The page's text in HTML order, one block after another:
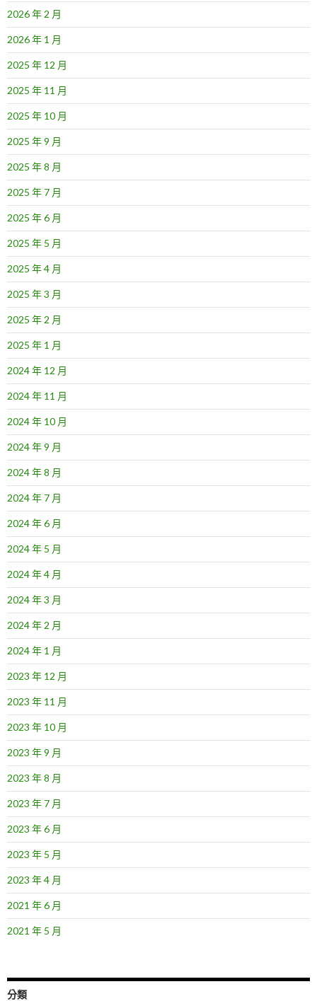
2026 年 2 月
2026 年 1 月
2025 年 12 月
2025 年 11 月
2025 年 10 月
2025 年 9 月
2025 年 8 月
2025 年 7 月
2025 年 6 月
2025 年 5 月
2025 年 4 月
2025 年 3 月
2025 年 2 月
2025 年 1 月
2024 年 12 月
2024 年 11 月
2024 年 10 月
2024 年 9 月
2024 年 8 月
2024 年 7 月
2024 年 6 月
2024 年 5 月
2024 年 4 月
2024 年 3 月
2024 年 2 月
2024 年 1 月
2023 年 12 月
2023 年 11 月
2023 年 10 月
2023 年 9 月
2023 年 8 月
2023 年 7 月
2023 年 6 月
2023 年 5 月
2023 年 4 月
2021 年 6 月
2021 年 5 月
分類